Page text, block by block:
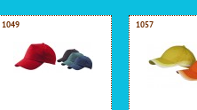
1049 1057